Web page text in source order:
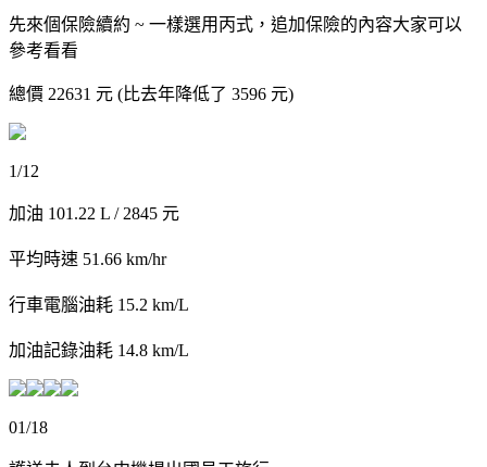
先來個保險續約 ~ 一樣選用丙式，追加保險的內容大家可以
參考看看
總價 22631 元 (比去年降低了 3596 元)
1/12
加油 101.22 L / 2845 元
平均時速 51.66 km/hr
行車電腦油耗 15.2 km/L
加油記錄油耗 14.8 km/L
01/18